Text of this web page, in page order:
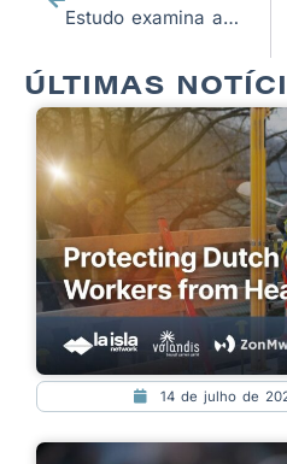
Estudo examina as ligações entre as mudanças climáticas e a epidemia global de CKDnT
ÚLTIMAS
14 de julho de